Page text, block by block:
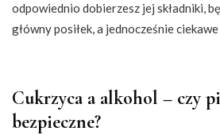
odpowiednio dobierzesz jej składniki,
główny posiłek, a jednocześnie
Cukrzyca a alkohol – czy
bezpieczne?